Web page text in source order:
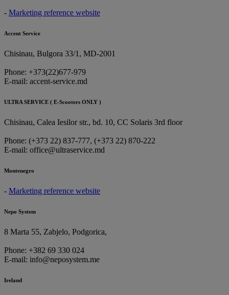
- Marketing reference website
Accent Service
Chisinau, Bulgora 33/1, MD-2001
Phone: +373(22)677-979
E-mail: accent-service.md
ULTRA SERVICE ( E-Scooters ONLY )
Chisinau, Calea Iesilor str., bd. 10, CC Solaris 3rd floor
Phone: (+373 22) 837-777, (+373 22) 870-222
E-mail: office@ultraservice.md
Montenegro
- Marketing reference website
Nepo System
8 Marta 55, Zabjelo, Podgorica,
Phone: +382 69 330 024
E-mail: info@neposystem.me
Ireland